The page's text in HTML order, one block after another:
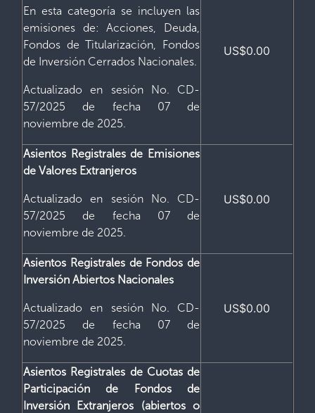
En esta categoría se incluyen las
emisiones de: Acciones, Deuda,
Fondos de Titularización, Fondos
de Inversión Cerrados Nacionales.
Actualizado en sesión No. CD-
57/2025 de fecha 07 de
noviembre de 2025.
US$0.00
Asientos Registrales de Emisiones
de Valores Extranjeros
Actualizado en sesión No. CD-
57/2025 de fecha 07 de
noviembre de 2025.
US$0.00
Asientos Registrales de Fondos de
Inversión Abiertos Nacionales
Actualizado en sesión No. CD-
57/2025 de fecha 07 de
noviembre de 2025.
US$0.00
Asientos Registrales de Cuotas de
Participación de Fondos de
Inversión Extranjeros (abiertos o